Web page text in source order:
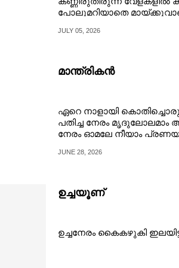
പോലുമറിയാതെ
JULY 05, 2026
മാന്ത്രികൻ
ഏറെ നാളായി
പതിച്ച നേരം
നേരം ഓമലേ നീയാം
JUNE 28, 2026
ഉച്ചയൂണ്
ഉച്ചനേരം കൈകഴുകി